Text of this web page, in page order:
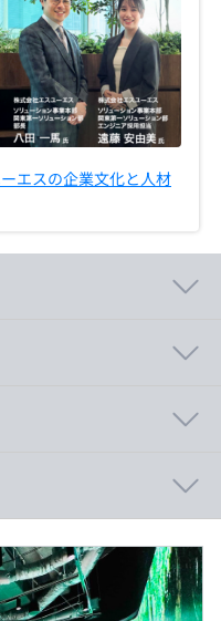
エスの企業文化と人材
渉または撤退なども実
ャリア形成観点で安心
ります。
賞与（年2回）
に考慮いたします